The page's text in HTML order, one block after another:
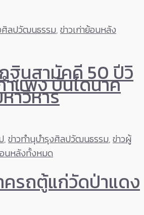
ศิลปวัฒนธรรม,ข่าวเก่าย้อนหลัง
ฐินสามัคคี 50 ปีวิ
แพง บันไดนาค
าวิหาร
,ข่าวทำนุบำรุงศิลปวัฒนธรรม,ข่าวผู้
อนหลังทั้งหมด
ครถตู้แก่วัดป่าแดง